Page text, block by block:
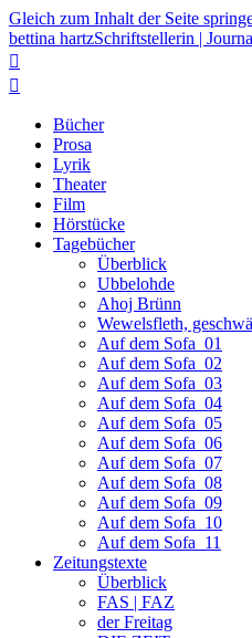
Gleich zum Inhalt der Seite
bettina hartzSchriftstellerin |


Bücher
Prosa
Lyrik
Theater
Film
Hörstücke
Tagebücher
Überblick
Ubbelohde
Ahoj Brünn
Wewelsfleth,
Auf dem Sofa_01
Auf dem Sofa_02
Auf dem Sofa_03
Auf dem Sofa_04
Auf dem Sofa_05
Auf dem Sofa_06
Auf dem Sofa_07
Auf dem Sofa_08
Auf dem Sofa_09
Auf dem Sofa_10
Auf dem Sofa_11
Zeitungstexte
Überblick
FAS | FAZ
der Freitag